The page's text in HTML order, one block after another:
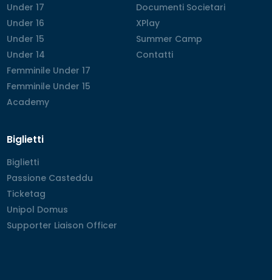
Under 17
Under 17
Under 16
Under 16
Under 15
Under 15
Under 14
Under 14
Femminile Under 17
Femminile Under 17
Femminile Under 15
Femminile Under 15
Academy
Academy
Documenti Societari
Documenti Societari
XPlay
XPlay
Summer Camp
Summer Camp
Contatti
Contatti
Biglietti
Biglietti
Biglietti
Passione Casteddu
Passione Casteddu
Ticketag
Ticketag
Unipol Domus
Unipol Domus
Supporter Liaison Officer
Supporter Liaison Officer